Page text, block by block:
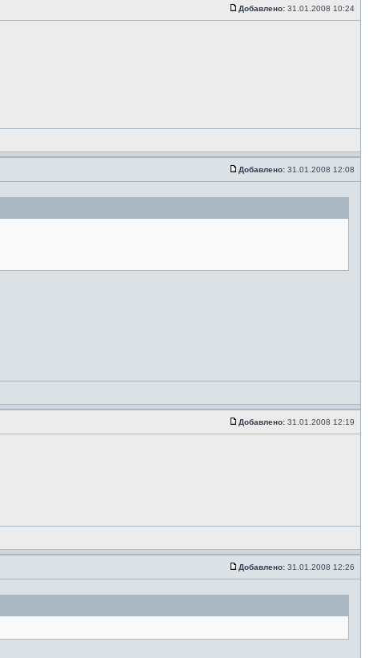
Добавлено: 31.01.2008 10:24
Добавлено: 31.01.2008 12:08
Добавлено: 31.01.2008 12:19
Добавлено: 31.01.2008 12:26